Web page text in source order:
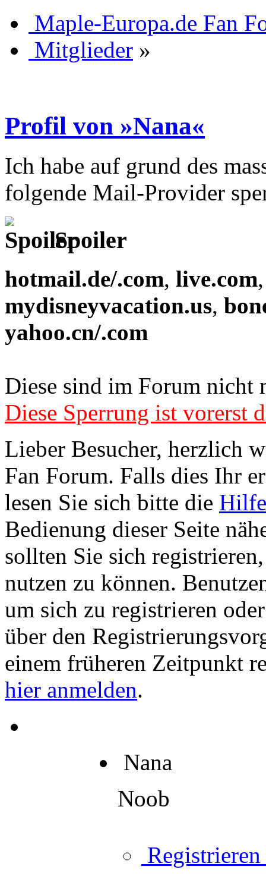
Maple-Europa.de Fan
Mitglieder »
Profil von »Nana«
Ich habe auf grund des
folgende Mail-Provider
Spoiler
hotmail.de/.com, live.com
mydisneyvacation.us,
yahoo.cn/.com
Diese sind im Forum nicht
Diese Sperrung ist vorerst
Lieber Besucher, herzlich
Fan Forum. Falls dies Ihr
lesen Sie sich bitte die Hilfe
Bedienung dieser Seite
sollten Sie sich
nutzen zu können.
um sich zu registrieren
über den
einem früheren Zeitpunkt
hier anmelden.
Nana
Noob